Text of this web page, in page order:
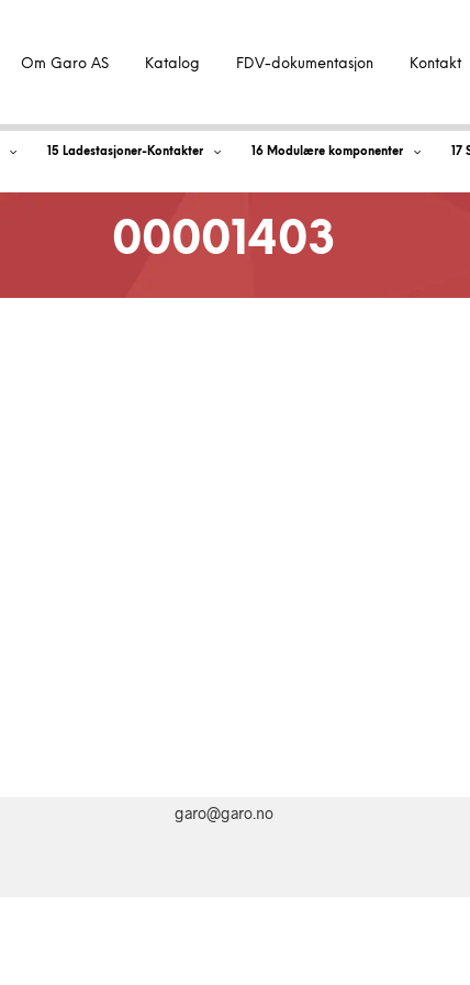
15 Ladestasjoner-Kontakter 16 Modulære komponenter
Om Garo AS Katalog FDV-dokumentasjon Kontakt
00001403
garo@garo.no